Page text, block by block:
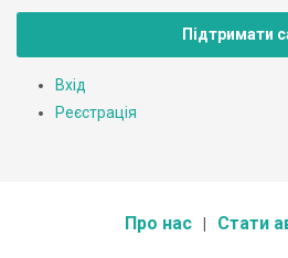
Підтримати
Вхід
Реєстрація
Про нас Стати